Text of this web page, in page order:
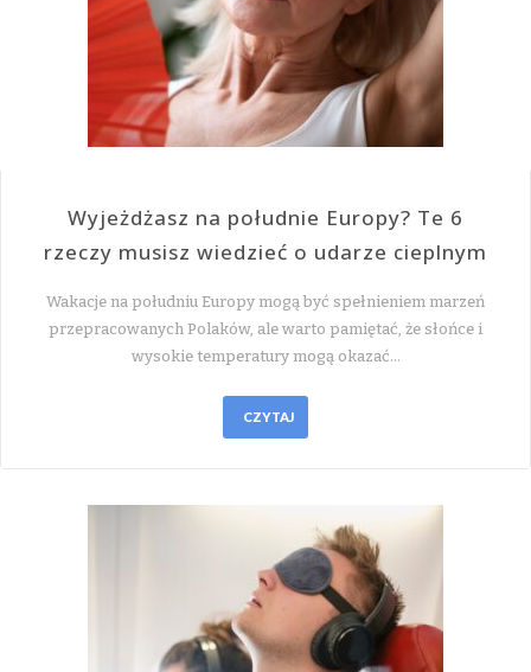
Wyjeżdżasz na południe Europy? Te 6
rzeczy musisz wiedzieć o udarze cieplnym
Wakacje na południu Europy mogą być spełnieniem marzeń
przepracowanych Polaków, ale warto pamiętać, że słońce i
wysokie temperatury mogą okazać…
CZYTAJ